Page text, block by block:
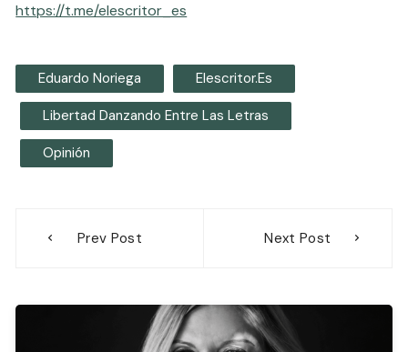
https://t.me/elescritor_es
Eduardo Noriega Elescritor.es
Libertad Danzando Entre Las Letras
Opinión
Prev Post Next Post